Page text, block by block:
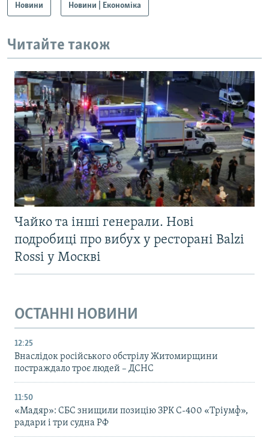
Новини Новини | Економіка
Читайте також
Чайко та інші генерали. Нові
подробиці про вибух у ресторані Balzi
Rossi у Москві
ОСТАННІ НОВИНИ
12:25
Внаслідок російського обстрілу Житомирщини
постраждало троє людей – ДСНС
11:50
«Мадяр»: СБС знищили позицію ЗРК С-400 «Тріумф»,
радари і три судна РФ